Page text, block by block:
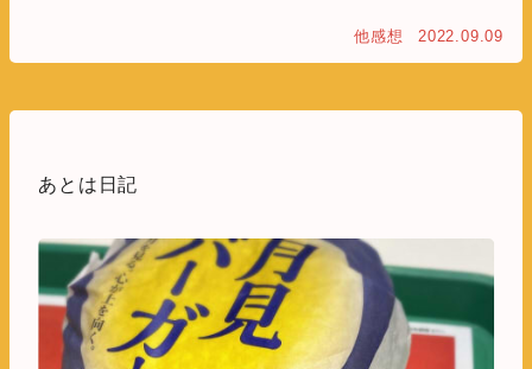
他感想 2022.09.09
あとは日記